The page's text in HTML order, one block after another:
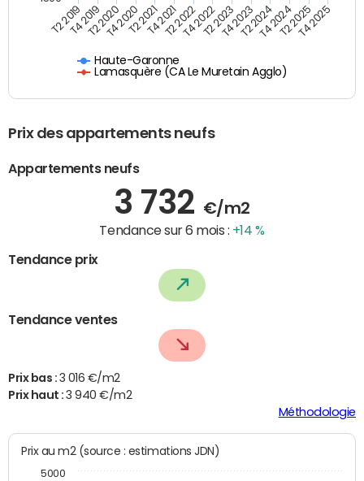
Haute-Garonne
Lamasquère (CA Le Muretain Agglo)
T2 2019T4 2019T2 2020T4 2020T2 2021T4 2021T2 2022T4 2022T2 2023T4 2023T2 2024T4 2024T2 2025T4 2025
Prix des appartements neufs
Appartements neufs
3 732 €/m2
Tendance sur 6 mois : +14 %
Tendance prix
Tendance ventes
Prix bas : 3 016 €/m2
Prix haut :3 940 €/m2
Méthodologie
Prix au m2 (source : estimations JDN)
5000